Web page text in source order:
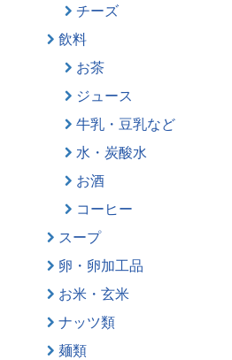
チーズ
飲料
お茶
ジュース
牛乳・豆乳など
水・炭酸水
お酒
コーヒー
スープ
卵・卵加工品
お米・玄米
ナッツ類
麺類